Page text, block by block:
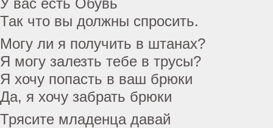
У вас есть Обувь
Так что вы должны спросить.
Могу ли я получить в штанах?
Я могу залезть тебе в трусы?
Я хочу попасть в ваш брюки
Да, я хочу забрать брюки
Трясите младенца давай